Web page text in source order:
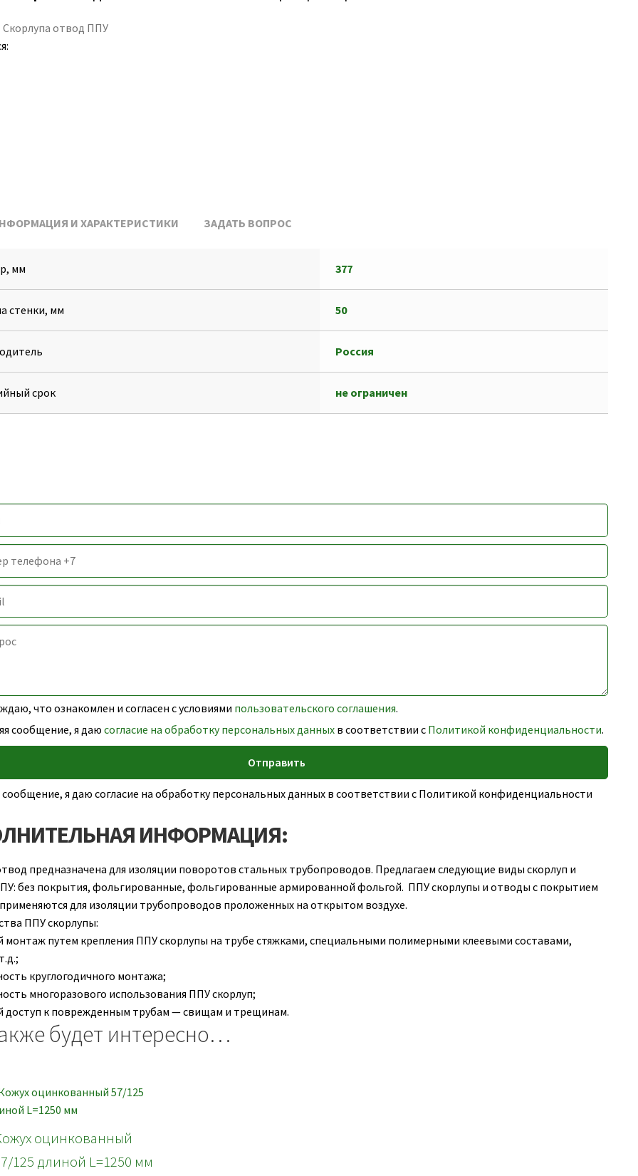
Скорлупа отвод ППУ
И ХАРАКТЕРИСТИКИ ЗАДАТЬ ВОПРОС
мм 377
стенки, мм 50
Россия
срок не ограничен
что ознакомлен и согласен с условиями пользовательского соглашения.
сообщение, я даю согласие на обработку персональных данныхв соответствии с Политикой конфиденциальности.
я даю согласие на обработку персональных данных в соответствии с Политикой конфиденциальности
ИНФОРМАЦИЯ:
предназначена для изоляции поворотов стальных трубопроводов. Предлагаем следующие виды скорлуп и
без покрытия, фольгированные, фольгированные армированной фольгой. ППУ скорлупы и отводы с покрытием
для изоляции трубопроводов проложенных на открытом воздухе.
ППУ скорлупы:
путем крепления ППУ скорлупы на трубе стяжками, специальными полимерными клеевыми составами,
круглогодичного монтажа;
многоразового использования ППУ скорлуп;
к поврежденным трубам — свищам и трещинам.
будет интересно…
оцинкованный
125 длиной L=1250 мм